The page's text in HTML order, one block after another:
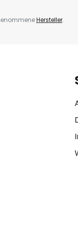
Hersteller.